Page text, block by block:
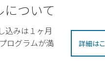
ついて
込みは１ヶ月
ログラムが満
詳細は